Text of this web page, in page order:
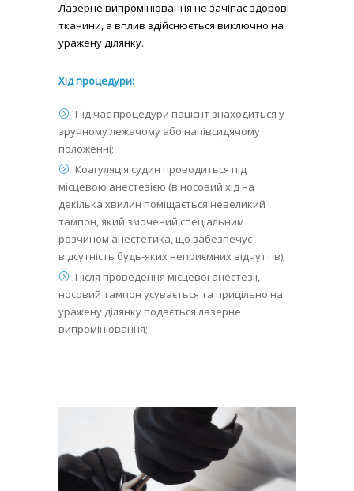
Лазерне випромінювання не зачіпає здорові
тканини, а вплив здійснюється виключно на
уражену ділянку.
Хід процедури:
Під час процедури пацієнт знаходиться у
зручному лежачому або напівсидячому
положенні;
Коагуляція судин проводиться під
місцевою анестезією (в носовий хід на
декілька хвилин поміщається невеликий
тампон, який змочений спеціальним
розчином анестетика, що забезпечує
відсутність будь-яких неприємних відчуттів);
Після проведення місцевої анестезії,
носовий тампон усувається та прицільно на
уражену ділянку подається лазерне
випромінювання;